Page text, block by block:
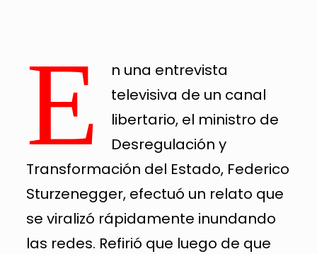
E
n una entrevista
televisiva de un canal
libertario, el ministro de
Desregulación y
Transformación del Estado, Federico
Sturzenegger, efectuó un relato que
se viralizó rápidamente inundando
las redes. Refirió que luego de que